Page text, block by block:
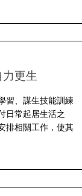
更生
習、謀生技能訓練
日常起居生活之
排相關工作，使其